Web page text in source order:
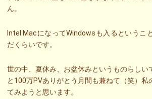
ん。
Intel MacになってWindowsも入るというこ
だくらいです。
世の中、夏休み、お盆休みというものらしい
と100万PVありがとう月間も兼ねて（笑）私
てみようと思います。